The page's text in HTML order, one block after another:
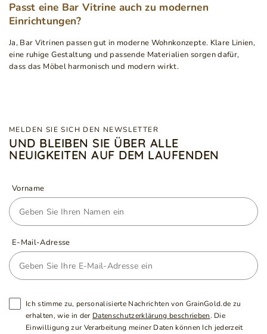
Passt eine Bar Vitrine auch zu modernen
Einrichtungen?
Ja, Bar Vitrinen passen gut in moderne Wohnkonzepte. Klare Linien,
eine ruhige Gestaltung und passende Materialien sorgen dafür,
dass das Möbel harmonisch und modern wirkt.
MELDEN SIE SICH DEN NEWSLETTER
UND BLEIBEN SIE ÜBER ALLE
NEUIGKEITEN AUF DEM LAUFENDEN
Vorname
E-Mail-Adresse
Ich stimme zu, personalisierte Nachrichten von GrainGold.de zu
erhalten, wie in der Datenschutzerklärung beschrieben. Die
Einwilligung zur Verarbeitung meiner Daten können Ich jederzeit